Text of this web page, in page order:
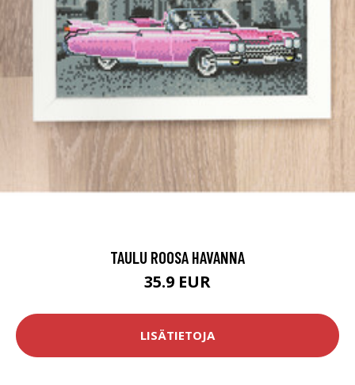
TAULU ROOSA HAVANNA
35.9 EUR
LISÄTIETOJA